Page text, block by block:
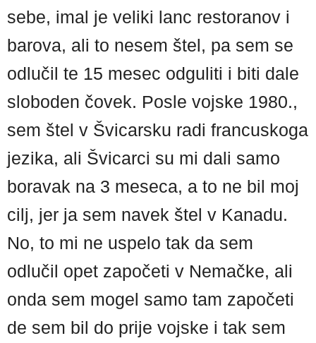
sebe, imal je veliki lanc restoranov i
barova, ali to nesem štel, pa sem se
odlučil te 15 mesec odguliti i biti dale
sloboden čovek. Posle vojske 1980.,
sem štel v Švicarsku radi francuskoga
jezika, ali Švicarci su mi dali samo
boravak na 3 meseca, a to ne bil moj
cilj, jer ja sem navek štel v Kanadu.
No, to mi ne uspelo tak da sem
odlučil opet započeti v Nemačke, ali
onda sem mogel samo tam započeti
de sem bil do prije vojske i tak sem